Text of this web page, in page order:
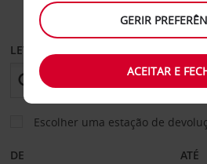
CARRO
LEVANTAR EM
Escolher uma estação de
DE ATÉ
GERIR
ACEITAR E